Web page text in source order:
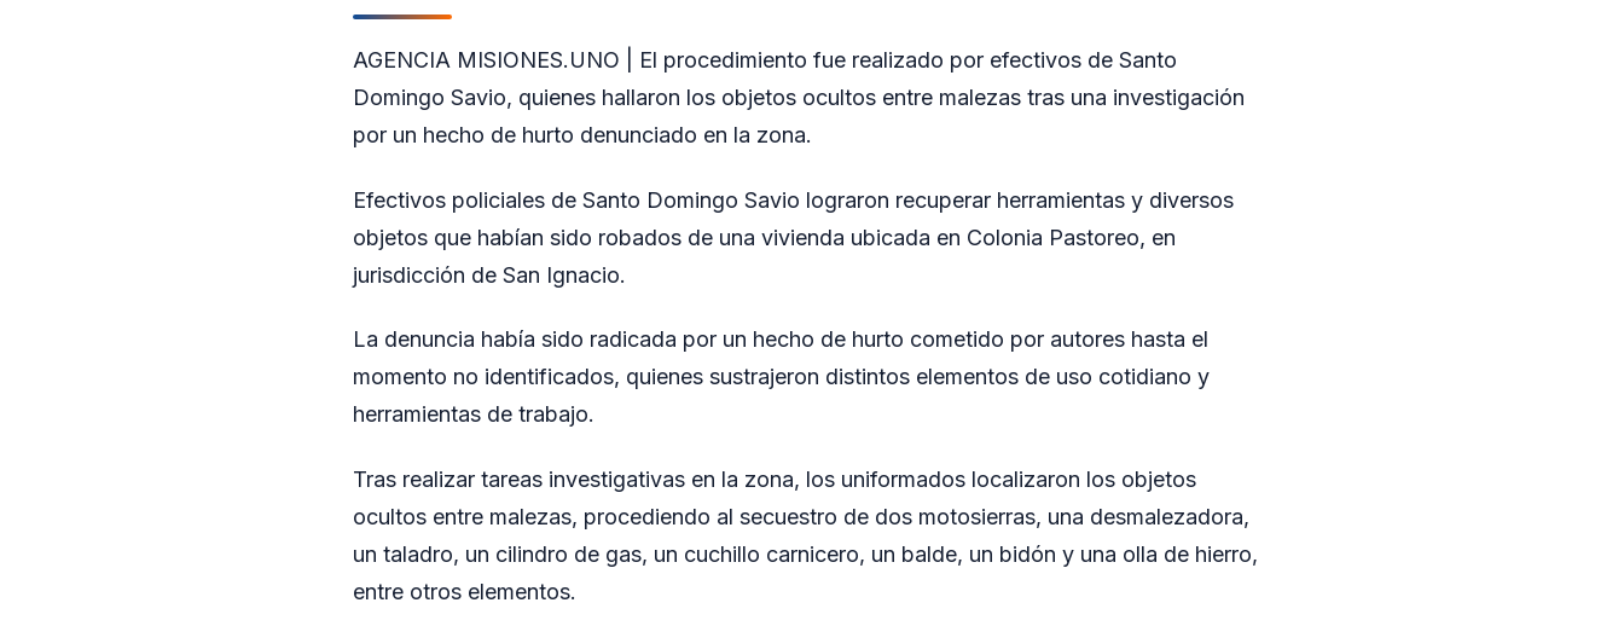
AGENCIA MISIONES.UNO | El procedimiento fue realizado por efectivos de Santo
Domingo Savio, quienes hallaron los objetos ocultos entre malezas tras una investigación
por un hecho de hurto denunciado en la zona.
Efectivos policiales de Santo Domingo Savio lograron recuperar herramientas y diversos
objetos que habían sido robados de una vivienda ubicada en Colonia Pastoreo, en
jurisdicción de San Ignacio.
La denuncia había sido radicada por un hecho de hurto cometido por autores hasta el
momento no identificados, quienes sustrajeron distintos elementos de uso cotidiano y
herramientas de trabajo.
Tras realizar tareas investigativas en la zona, los uniformados localizaron los objetos
ocultos entre malezas, procediendo al secuestro de dos motosierras, una desmalezadora,
un taladro, un cilindro de gas, un cuchillo carnicero, un balde, un bidón y una olla de hierro,
entre otros elementos.